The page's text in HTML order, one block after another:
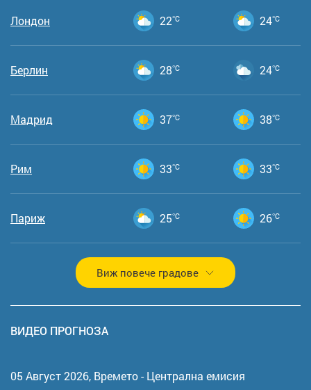
Лондон 22°C 24°C
Берлин 28°C 24°C
Мадрид 37°C 38°C
Рим 33°C 33°C
Париж 25°C 26°C
Виж повече градове
ВИДЕО ПРОГНОЗА
05 Август 2026, Времето - Централна емисия